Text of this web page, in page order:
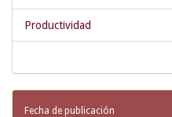
Productividad
Fecha de publicación